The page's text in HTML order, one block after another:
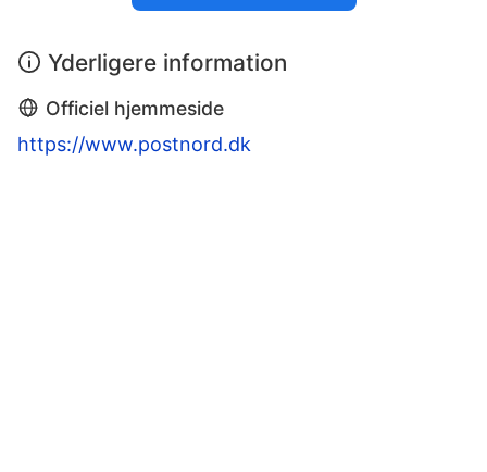
Yderligere information
Officiel hjemmeside
https://www.postnord.dk